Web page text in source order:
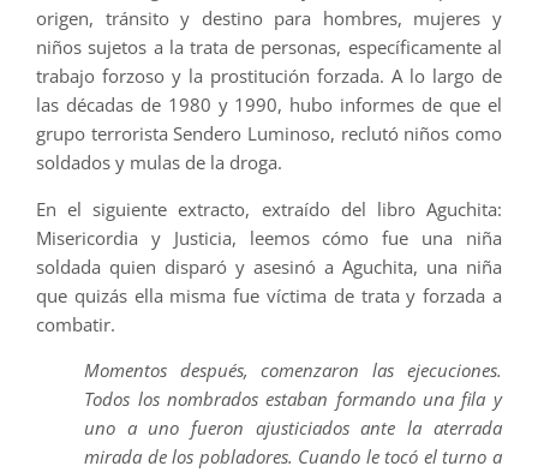
origen, tránsito y destino para hombres, mujeres y
niños sujetos a la trata de personas, específicamente al
trabajo forzoso y la prostitución forzada. A lo largo de
las décadas de 1980 y 1990, hubo informes de que el
grupo terrorista Sendero Luminoso, reclutó niños como
soldados y mulas de la droga.
En el siguiente extracto, extraído del libro Aguchita:
Misericordia y Justicia, leemos cómo fue una niña
soldada quien disparó y asesinó a Aguchita, una niña
que quizás ella misma fue víctima de trata y forzada a
combatir.
Momentos después, comenzaron las ejecuciones.
Todos los nombrados estaban formando una fila y
uno a uno fueron ajusticiados ante la aterrada
mirada de los pobladores. Cuando le tocó el turno a